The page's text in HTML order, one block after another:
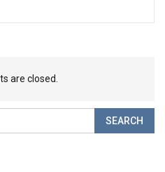
are closed.